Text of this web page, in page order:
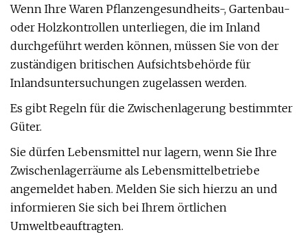
Wenn Ihre Waren Pflanzengesundheits-, Gartenbau-
oder Holzkontrollen unterliegen, die im Inland
durchgeführt werden können, müssen Sie von der
zuständigen britischen Aufsichtsbehörde für
Inlandsuntersuchungen zugelassen werden.
Es gibt Regeln für die Zwischenlagerung bestimmter
Güter.
Sie dürfen Lebensmittel nur lagern, wenn Sie Ihre
Zwischenlagerräume als Lebensmittelbetriebe
angemeldet haben. Melden Sie sich hierzu an und
informieren Sie sich bei Ihrem örtlichen
Umweltbeauftragten.